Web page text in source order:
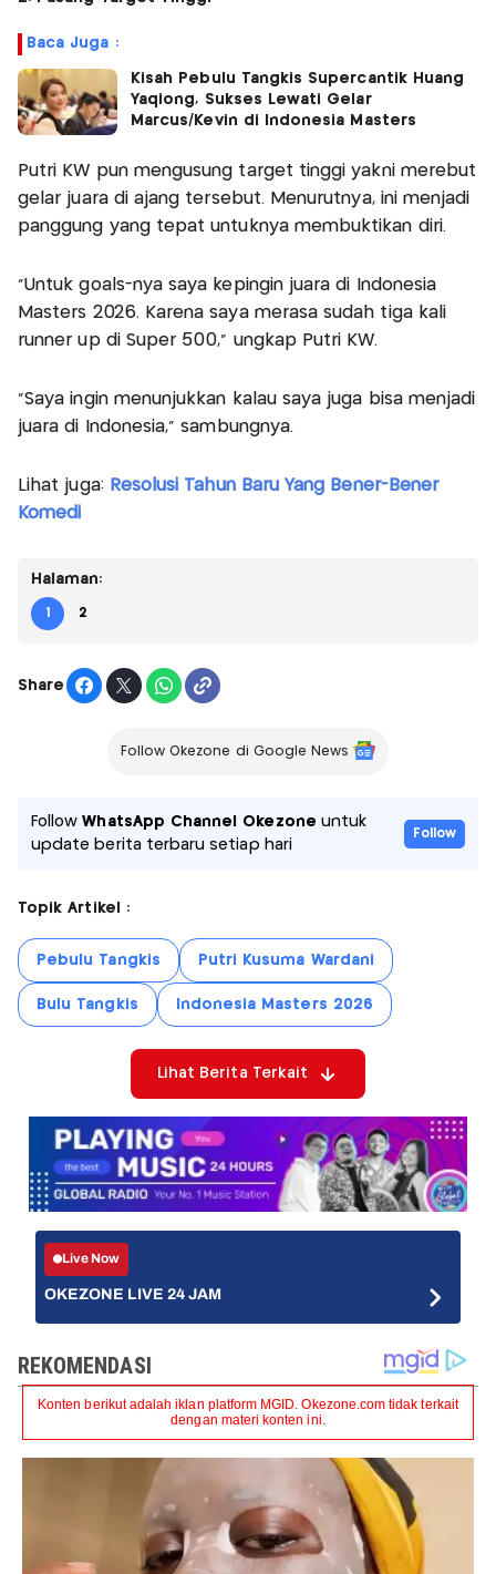
Baca Juga :
Kisah Pebulu Tangkis Supercantik Huang
Yaqiong, Sukses Lewati Gelar
Marcus/Kevin di Indonesia Masters
Putri KW pun mengusung target tinggi yakni merebut
gelar juara di ajang tersebut. Menurutnya, ini menjadi
panggung yang tepat untuknya membuktikan diri.
“Untuk goals-nya saya kepingin juara di Indonesia
Masters 2026. Karena saya merasa sudah tiga kali
runner up di Super 500,” ungkap Putri KW.
“Saya ingin menunjukkan kalau saya juga bisa menjadi
juara di Indonesia,” sambungnya.
Lihat juga: Resolusi Tahun Baru Yang Bener-Bener
Komedi
Halaman:
1 2
Share
Follow Okezone di Google News
FollowWhatsApp Channel Okezone untuk
update berita terbaru setiap hari
Follow
Topik Artikel :
Pebulu Tangkis Putri Kusuma Wardani
Bulu Tangkis Indonesia Masters 2026
Lihat Berita Terkait
Live Now
OKEZONE LIVE 24 JAM